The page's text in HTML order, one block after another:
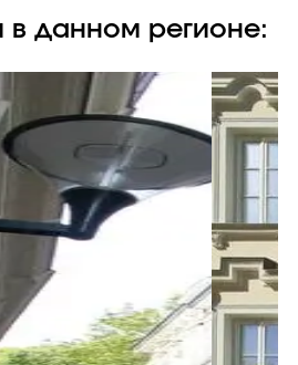
в данном регионе: